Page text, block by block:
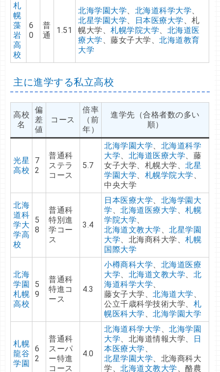
札
幌
藻
岩
高
校
6
0
普
通
1.51
北海学園大学、 北海道科学大学、
北星学園大学、 日本医療大学 、札
幌大学、札幌学院大学、 北海道医
療大学 、藤女子大学、北海道教育
大学
主に進学する私立高校
高校
名
偏
差
値
コース
倍率
（前
年）
進学先（合格者数の多い
順）
光星
高校
7
2
普通科
ステラ
コース
5.7
北海学園大学、 北海道科学
大学、 北海道医療大学、藤
女子大学、札幌大学、北星
学園大学、 札幌学院大学 、
中央大学
北海
道科
学大
学高
校
5
8
普通科
特別進
学コー
ス
3.4
日本医療大学、 北海学園大
学 、北海道医療大学 、札幌
学院大学、
北海道文教大学 、北星学園
大学、北海商科大学、札幌
国際大学
北海
学園
札幌
高校
5
9
普通科
特進コ
ース
4.3
小樽商科大学、 北海道医療
大学、 北海道文教大学、 北
海道科学大学、
藤女子大学、北海道大学 、
公立千歳科学技術大学、 札
幌医科大学 、北海学園大学
札幌
龍谷
学園
6
2
普通科
スーパ
ー特進
コース
4.0
北海道科学大学 、北海学園
大学、北海道情報大学、
日
本医療大学 、
北星学園大学、北海商科大
学、北海道文教大学 、酪農